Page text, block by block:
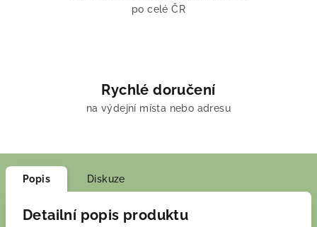
po celé ČR
Rychlé doručení
na výdejní místa nebo adresu
Popis Diskuze
Detailní popis produktu